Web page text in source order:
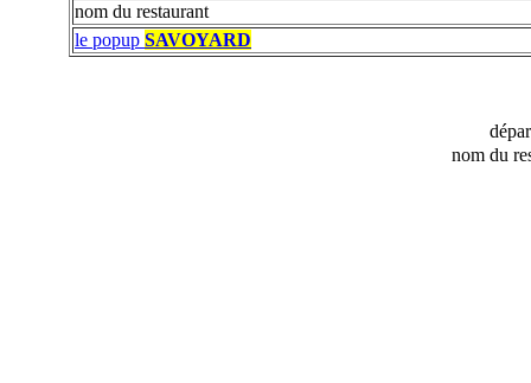
nom du restaurant
le popup SAVOYARD
nom du